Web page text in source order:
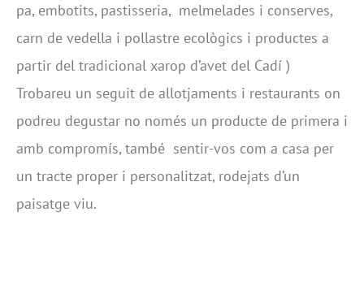
pa, embotits, pastisseria, melmelades i conserves,
carn de vedella i pollastre ecològics i productes a
partir del tradicional xarop d’avet del Cadí )
Trobareu un seguit de allotjaments i restaurants on
podreu degustar no només un producte de primera i
amb compromís, també sentir-vos com a casa per
un tracte proper i personalitzat, rodejats d’un
paisatge viu.